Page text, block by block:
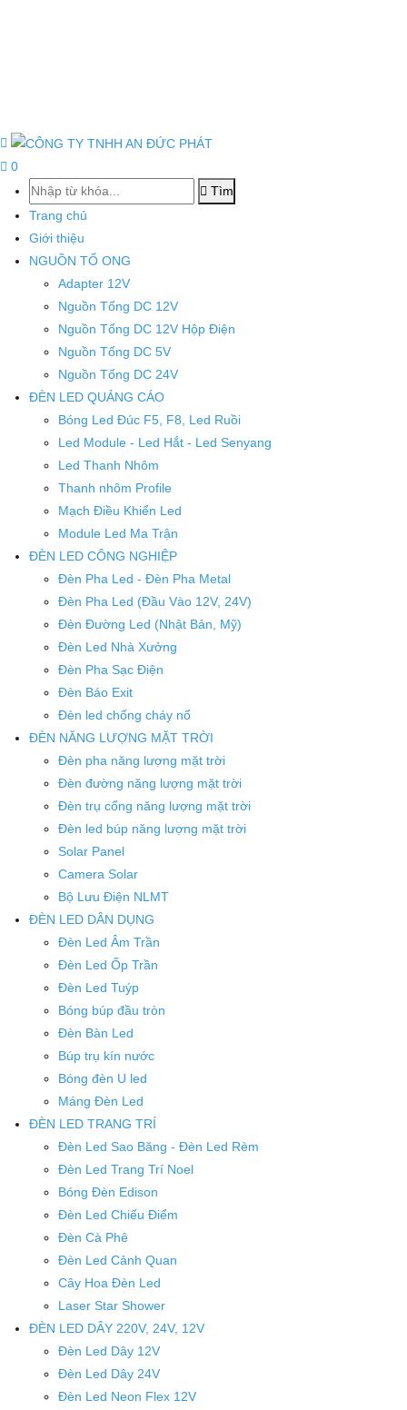
0
Tìm
Trang chủ
Giới thiệu
NGUỒN TỔ ONG
Adapter 12V
Nguồn Tổng DC 12V
Nguồn Tổng DC 12V Hộp Điện
Nguồn Tổng DC 5V
Nguồn Tổng DC 24V
ĐÈN LED QUẢNG CÁO
Bóng Led Đúc F5, F8, Led Ruồi
Led Module - Led Hắt - Led Senyang
Led Thanh Nhôm
Thanh nhôm Profile
Mạch Điều Khiển Led
Module Led Ma Trận
ĐÈN LED CÔNG NGHIỆP
Đèn Pha Led - Đèn Pha Metal
Đèn Pha Led (Đầu Vào 12V, 24V)
Đèn Đường Led (Nhật Bản, Mỹ)
Đèn Led Nhà Xưởng
Đèn Pha Sạc Điện
Đèn Báo Exit
Đèn led chống cháy nổ
ĐÈN NĂNG LƯỢNG MẶT TRỜI
Đèn pha năng lượng mặt trời
Đèn đường năng lượng mặt trời
Đèn trụ cổng năng lượng mặt trời
Đèn led búp năng lượng mặt trời
Solar Panel
Camera Solar
Bộ Lưu Điện NLMT
ĐÈN LED DÂN DỤNG
Đèn Led Âm Trần
Đèn Led Ốp Trần
Đèn Led Tuýp
Bóng búp đầu tròn
Đèn Bàn Led
Búp trụ kín nước
Bóng đèn U led
Máng Đèn Led
ĐÈN LED TRANG TRÍ
Đèn Led Sao Băng - Đèn Led Rèm
Đèn Led Trang Trí Noel
Bóng Đèn Edison
Đèn Led Chiếu Điểm
Đèn Cà Phê
Đèn Led Cảnh Quan
Cây Hoa Đèn Led
Laser Star Shower
ĐÈN LED DÂY 220V, 24V, 12V
Đèn Led Dây 12V
Đèn Led Dây 24V
Đèn Led Neon Flex 12V